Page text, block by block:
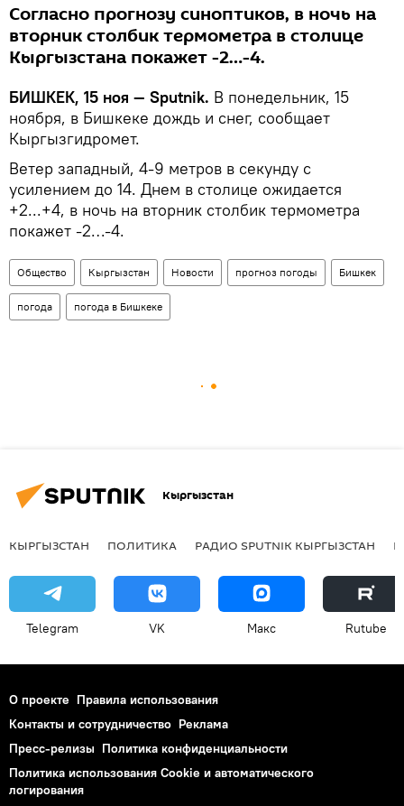
Согласно прогнозу синоптиков, в ночь на
вторник столбик термометра в столице
Кыргызстана покажет -2…-4.
БИШКЕК, 15 ноя — Sputnik. В понедельник, 15
ноября, в Бишкеке дождь и снег, сообщает
Кыргызгидромет.
Ветер западный, 4-9 метров в секунду с
усилением до 14. Днем в столице ожидается
+2...+4, в ночь на вторник столбик термометра
покажет -2…-4.
Общество Кыргызстан Новости прогноз погоды Бишкек
погода погода в Бишкеке
Кыргызстан
КЫРГЫЗСТАН ПОЛИТИКА РАДИО SPUTNIK КЫРГЫЗСТАН
Telegram VK Макс Rutube
О проекте Правила использования
Контакты и сотрудничество Реклама
Пресс-релизы Политика конфиденциальности
Политика использования Cookie и автоматического
логирования